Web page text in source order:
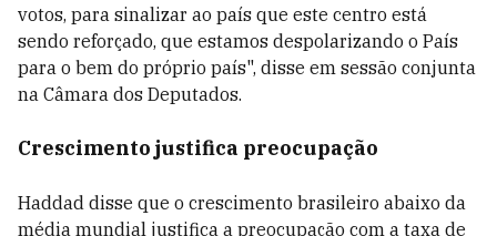
votos, para sinalizar ao país que este centro está
sendo reforçado, que estamos despolarizando o País
para o bem do próprio país", disse em sessão conjunta
na Câmara dos Deputados.
Crescimento justifica preocupação
Haddad disse que o crescimento brasileiro abaixo da
média mundial justifica a preocupação com a taxa de